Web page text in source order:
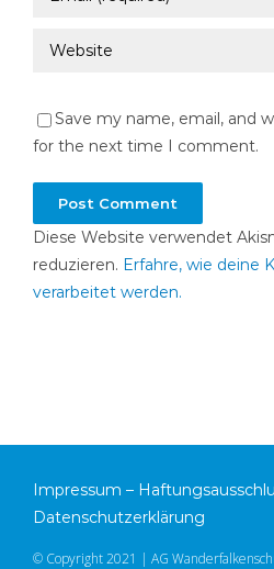
Save my name, email, and
for the next time I comment.
Diese Website verwendet
reduzieren. Erfahre, wie deine
verarbeitet werden.
Impressum –
Datenschutzerklärung
© Copyright 2021 | AG